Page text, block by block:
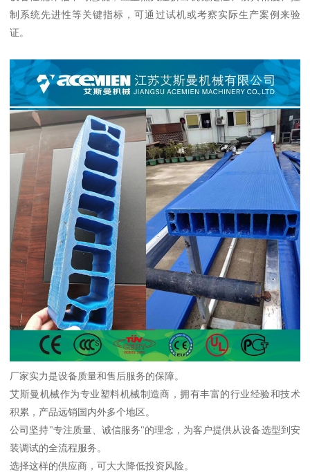
制系统先进性等关键指标，可通过试机或考察实际生产案例来验
证。
厂家实力是设备质量和售后服务的保障。
艾斯曼机械作为专业塑料机械制造商，拥有丰富的行业经验和技术
积累，产品远销国内外多个地区。
公司坚持"专注质量、诚信服务"的理念，为客户提供从设备选型到安
装调试的全流程服务。
选择这样的供应商，可大大降低投资风险。